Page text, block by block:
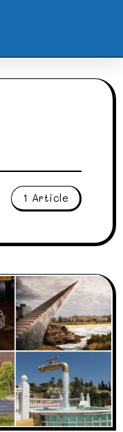
1 Article